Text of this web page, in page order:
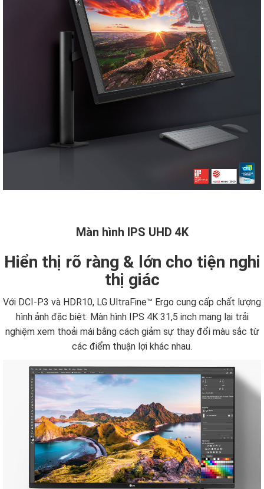
Màn hình IPS UHD 4K
Hiển thị rõ ràng & lớn cho tiện nghi
thị giác
Với DCI-P3 và HDR10, LG UltraFine™ Ergo cung cấp chất lượng
hình ảnh đặc biệt. Màn hình IPS 4K 31,5 inch mang lại trải
nghiệm xem thoải mái bằng cách giảm sự thay đổi màu sắc từ
các điểm thuận lợi khác nhau.